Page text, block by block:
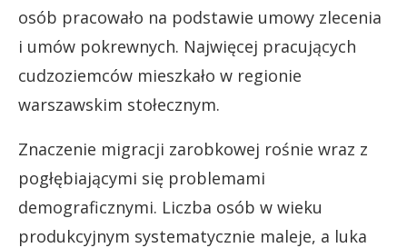
osób pracowało na podstawie umowy zlecenia
i umów pokrewnych. Najwięcej pracujących
cudzoziemców mieszkało w regionie
warszawskim stołecznym.
Znaczenie migracji zarobkowej rośnie wraz z
pogłębiającymi się problemami
demograficznymi. Liczba osób w wieku
produkcyjnym systematycznie maleje, a luka